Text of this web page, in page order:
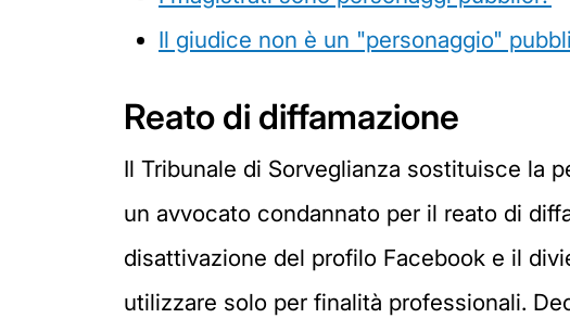
Il giudice non è un "personaggio"
Reato di diffamazione
Il Tribunale di Sorveglianza sostituisce la
un avvocato condannato per il reato di
disattivazione del profilo Facebook e il
utilizzare solo per finalità professionali.